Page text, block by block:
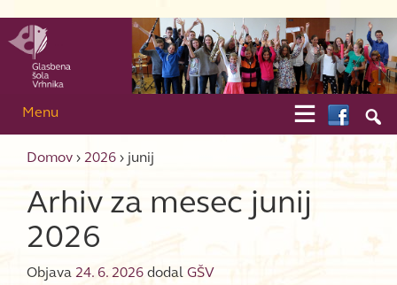

Menu 
Domov › 2026 › junij
Arhiv za mesec junij
2026
Objava 24. 6. 2026 dodal GŠV